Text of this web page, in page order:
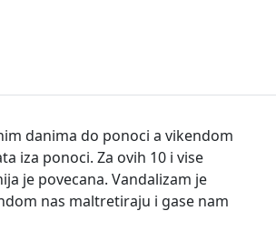
danima do ponoci a vikendom
iza ponoci. Za ovih 10 i vise
je povecana. Vandalizam je
nas maltretiraju i gase nam